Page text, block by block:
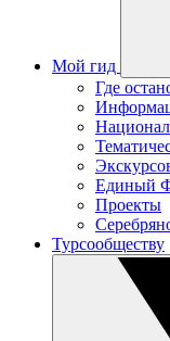
Мой гид
Где
Единый
Проекты
Турсообществу